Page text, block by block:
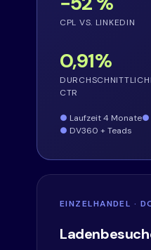
CPL VS. LINKEDIN
0,91%
CTR
Laufzeit 4 Monate
DV360 + Teads
EINZELHANDEL ·